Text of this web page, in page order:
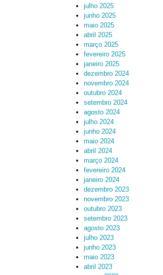
julho 2025
junho 2025
maio 2025
abril 2025
março 2025
fevereiro 2025
janeiro 2025
dezembro 2024
novembro 2024
outubro 2024
setembro 2024
agosto 2024
julho 2024
junho 2024
maio 2024
abril 2024
março 2024
fevereiro 2024
janeiro 2024
dezembro 2023
novembro 2023
outubro 2023
setembro 2023
agosto 2023
julho 2023
junho 2023
maio 2023
abril 2023